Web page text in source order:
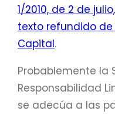
1/2010, de 2 de
texto refundido
Capital.
Probablemente la
Responsabilidad
se adecúa a las